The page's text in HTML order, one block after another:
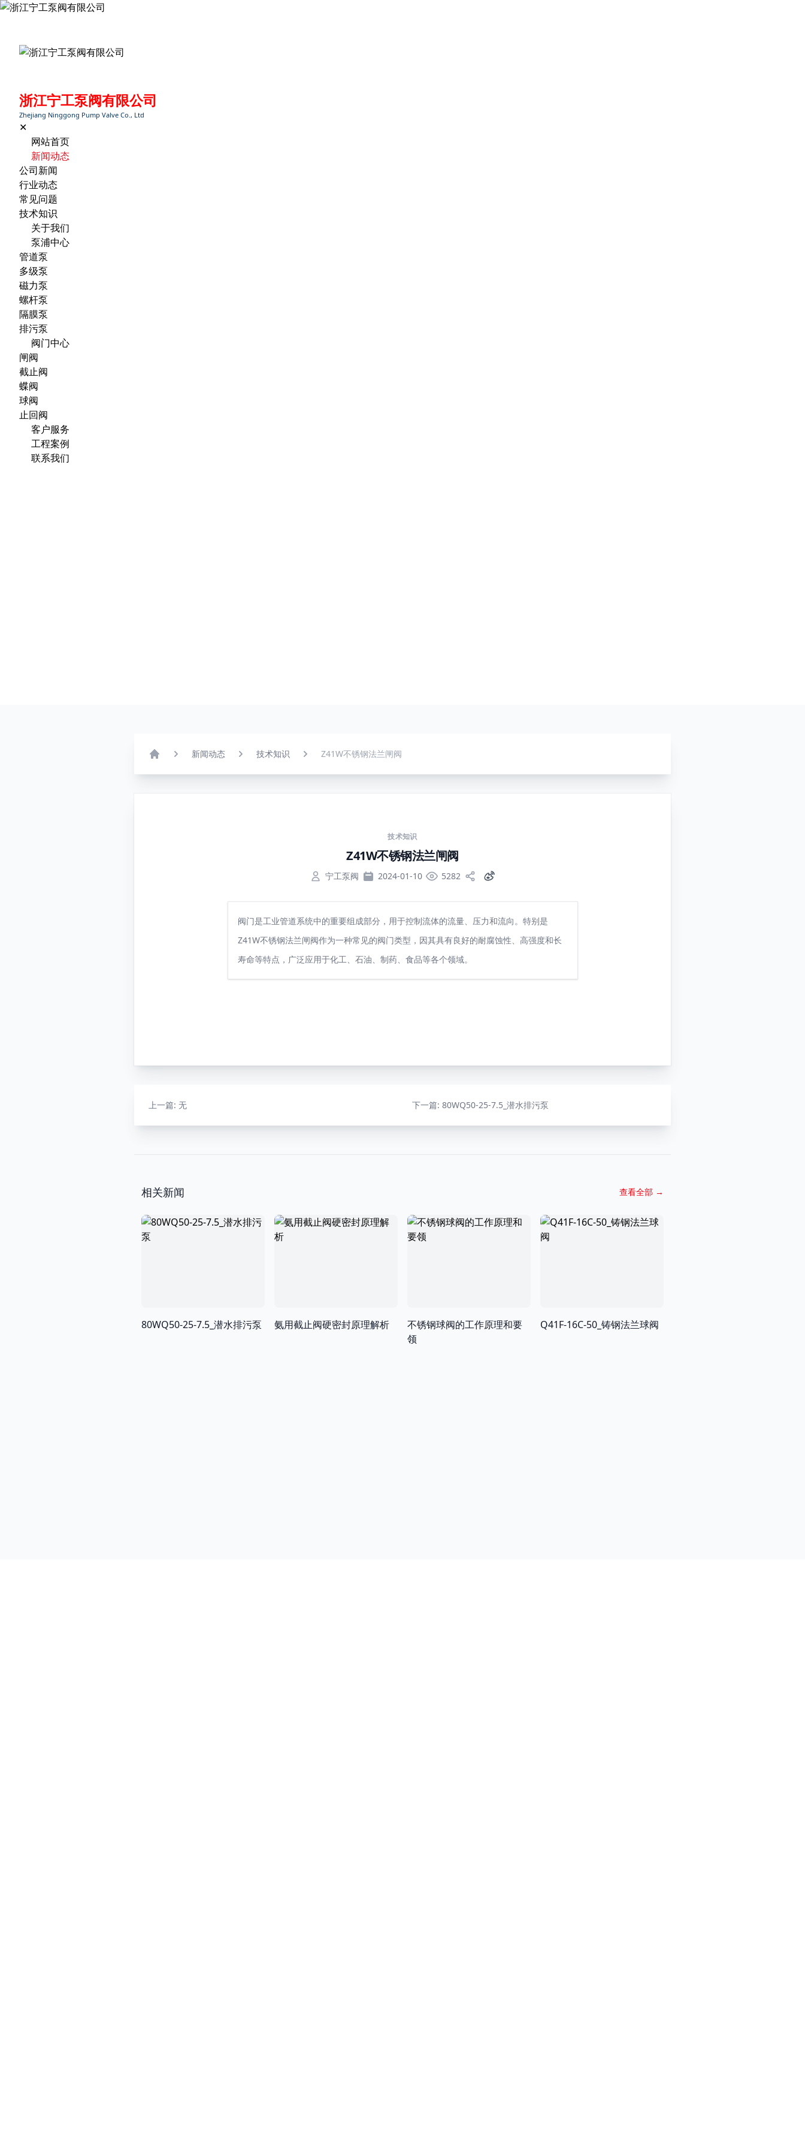
浙江宁工泵阀有限公司
Zhejiang Ninggong Pump Valve Co., Ltd
✕
网站首页
新闻动态
公司新闻
行业动态
常见问题
技术知识
关于我们
泵浦中心
管道泵
多级泵
磁力泵
螺杆泵
隔膜泵
排污泵
阀门中心
闸阀
截止阀
蝶阀
球阀
止回阀
客户服务
工程案例
联系我们
新闻动态 技术知识 Z41W不锈钢法兰闸阀
技术知识
Z41W不锈钢法兰闸阀
宁工泵阀 2024-01-10 5282
阀门是工业管道系统中的重要组成部分，用于控制流体的流量、压力和流向。特别是
Z41W不锈钢法兰闸阀作为一种常见的阀门类型，因其具有良好的耐腐蚀性、高强度和长
寿命等特点，广泛应用于化工、石油、制药、食品等各个领域。
上一篇: 无 下一篇: 80WQ50-25-7.5_潜水排污泵
相关新闻 查看全部 →
80WQ50-25-7.5_潜水排污泵 氨用截止阀硬密封原理解析
不锈钢球阀的工作原理和要
领
Q41F-16C-50_铸钢法兰球阀